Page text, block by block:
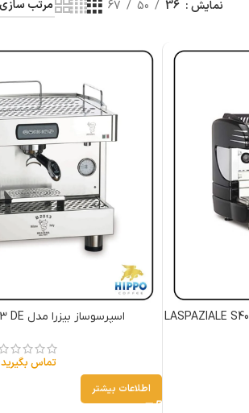
نمایش 36
50
67
اسپرسو ساز لاسپازیاله S40 سه گروپ | LASPAZIALE S40
اسپرسوساز بیزرا مدل B2013 DE تک گروپ
تماس بگیرید
اطلاعات بیشتر